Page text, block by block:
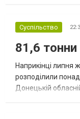
Суспільство
81,6 тонни
Наприкінці липня
розподілили понад
Донецькій